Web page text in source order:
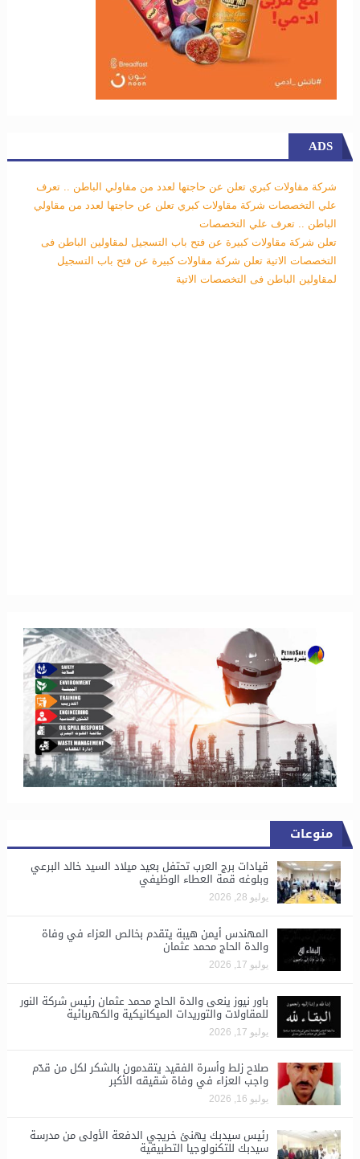
ADS
شركة مقاولات كبري تعلن عن حاجتها لعدد من مقاولي الباطن .. تعرف
علي التخصصات شركة مقاولات كبري تعلن عن حاجتها لعدد من مقاولي
الباطن .. تعرف علي التخصصات
تعلن شركة مقاولات كبيرة عن فتح باب التسجيل لمقاولين الباطن فى
التخصصات الاتية تعلن شركة مقاولات كبيرة عن فتح باب التسجيل
لمقاولين الباطن فى التخصصات الاتية
منوعات
قيادات برج العرب تحتفل بعيد ميلاد السيد خالد البرعي
وبلوغه قمة العطاء الوظيفي
يوليو 28, 2026
المهندس أيمن هيبة يتقدم بخالص العزاء في وفاة
والدة الحاج محمد عثمان
يوليو 17, 2026
باور نيوز ينعى والدة الحاج محمد عثمان رئيس شركة النور
للمقاولات والتوريدات الميكانيكية والكهربائية
يوليو 17, 2026
صلاح زلط وأسرة الفقيد يتقدمون بالشكر لكل من قدّم
واجب العزاء في وفاة شقيقه الأكبر
يوليو 16, 2026
رئيس سيدبك يهنئ خريجي الدفعة الأولى من مدرسة
سيدبك للتكنولوجيا التطبيقية